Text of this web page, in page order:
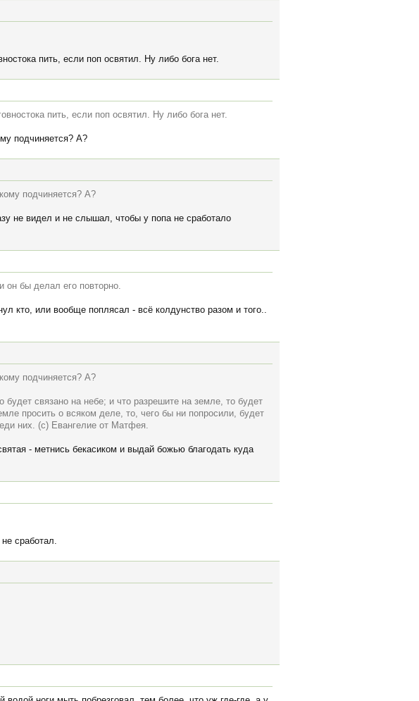
пить, если поп освятил. Ну либо бога нет.
пить, если поп освятил. Ну либо бога нет.
подчиняется? А?
подчиняется? А?
не видел и не слышал, чтобы у попа не сработало
он бы делал его повторно.
кто, или вообще поплясал - всё колдунство разом и того..
подчиняется? А?
связано на небе; и что разрешите на земле, то будет
просить о всяком деле, то, чего бы ни попросили, будет
них. (с) Евангелие от Матфея.
- метнись бекасиком и выдай божью благодать куда
сработал.